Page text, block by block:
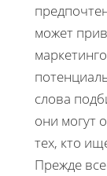
может
слова
они могут
тех, кто
Прежде